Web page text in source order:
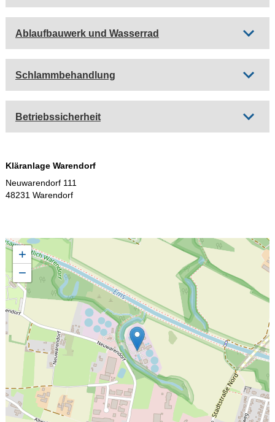
Ablaufbauwerk und Wasserrad
Schlammbehandlung
Betriebssicherheit
Kläranlage Warendorf
Neuwarendorf 111
48231 Warendorf
+
−